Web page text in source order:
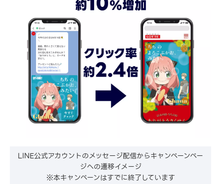
LINE公式アカウントのメッセージ配信からキャンペーンペー
ジへの遷移イメージ
※本キャンペーンはすでに終了しています